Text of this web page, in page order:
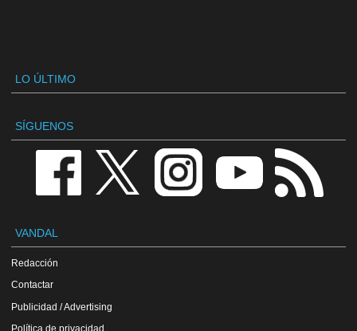
LO ÚLTIMO
SÍGUENOS
VANDAL
Redacción
Contactar
Publicidad / Advertising
Política de privacidad